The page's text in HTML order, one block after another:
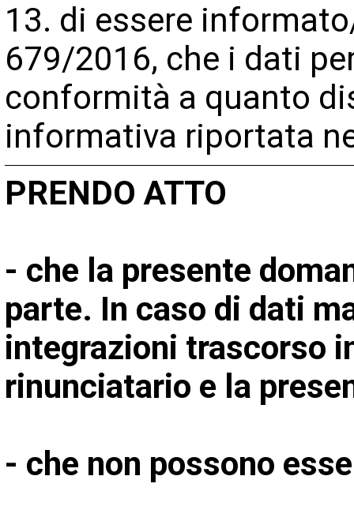
13. di essere
679/2016, che i dati
conformità a quanto
informativa riportata
PRENDO ATTO
- che la presente
parte. In caso di dati
integrazioni trascorso
rinunciatario e la
- che non possono